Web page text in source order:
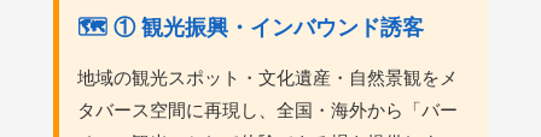
🗺️ ① 観光振興・インバウンド誘客
地域の観光スポット・文化遺産・自然景観をメ
タバース空間に再現し、全国・海外から「バー